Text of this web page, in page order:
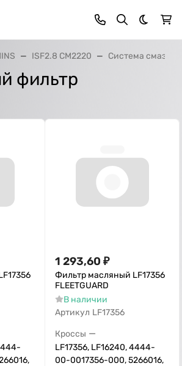
Темная
ISF2.8 CM2220 Система смазки
фильтр
1 293,60 ₽
Фильтр масляный LF17356
FLEETGUARD
В наличии
Артикул LF17356
Кроссы —
LF17356, LF16240, 4444-
00-0017356-000, 5266016,